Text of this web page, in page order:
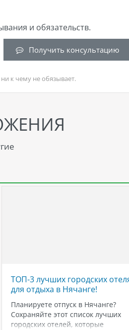
и обязательств.
Получить консультацию
к чему не обязывает.
ТОП-3 лучших городских
для отдыха в Нячанге!
Планируете отпуск в Нячанге?
Сохраняйте этот список лучших
городских отелей, которые